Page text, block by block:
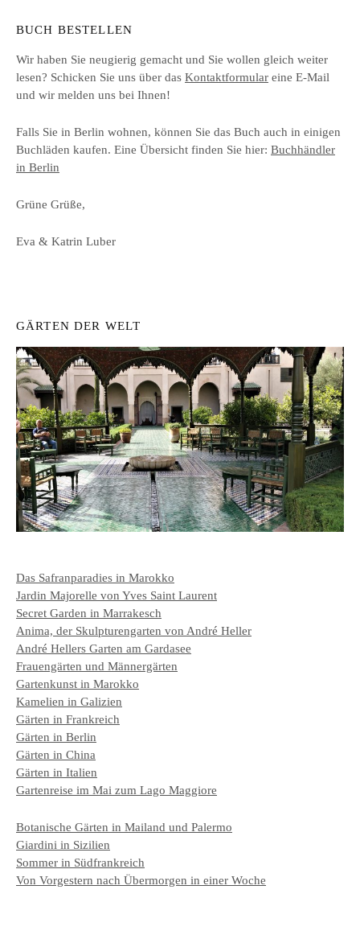
BUCH BESTELLEN
Wir haben Sie neugierig gemacht und Sie wollen gleich weiter
lesen? Schicken Sie uns über das Kontaktformular eine E-Mail
und wir melden uns bei Ihnen!
Falls Sie in Berlin wohnen, können Sie das Buch auch in einigen
Buchläden kaufen. Eine Übersicht finden Sie hier: Buchhändler
in Berlin
Grüne Grüße,
Eva & Katrin Luber
GÄRTEN DER WELT
Das Safranparadies in Marokko
Jardin Majorelle von Yves Saint Laurent
Secret Garden in Marrakesch
Anima, der Skulpturengarten von André Heller
André Hellers Garten am Gardasee
Frauengärten und Männergärten
Gartenkunst in Marokko
Kamelien in Galizien
Gärten in Frankreich
Gärten in Berlin
Gärten in China
Gärten in Italien
Gartenreise im Mai zum Lago Maggiore
Botanische Gärten in Mailand und Palermo
Giardini in Sizilien
Sommer in Südfrankreich
Von Vorgestern nach Übermorgen in einer Woche